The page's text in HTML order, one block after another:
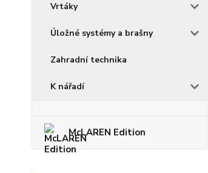
Vrtáky
Úložné systémy a brašny
Zahradní technika
K nářadí
McLAREN Edition